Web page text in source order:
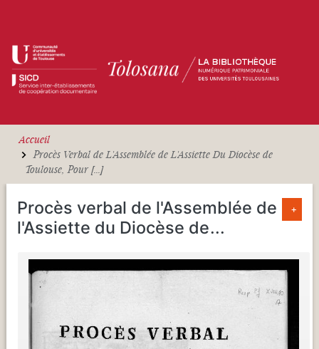
Accueil
Procès Verbal de L'Assemblée de L'Assiette Du Diocèse de
Toulouse, Pour [...]
Procès verbal de l'Assemblée de
l'Assiette du Diocèse de...
+